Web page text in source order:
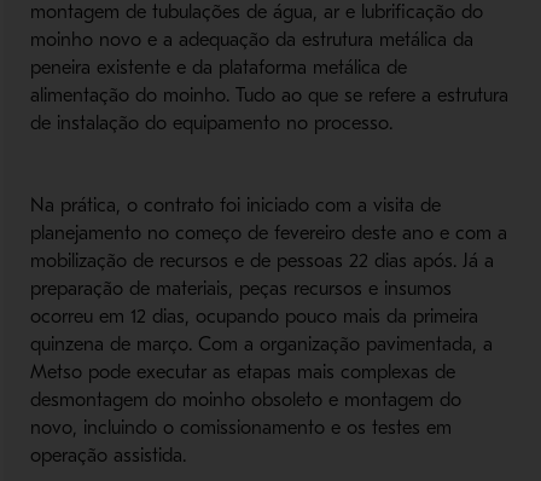
montagem de tubulações de água, ar e lubrificação do
moinho novo e a adequação da estrutura metálica da
peneira existente e da plataforma metálica de
alimentação do moinho. Tudo ao que se refere a estrutura
de instalação do equipamento no processo.
Na prática, o contrato foi iniciado com a visita de
planejamento no começo de fevereiro deste ano e com a
mobilização de recursos e de pessoas 22 dias após. Já a
preparação de materiais, peças recursos e insumos
ocorreu em 12 dias, ocupando pouco mais da primeira
quinzena de março. Com a organização pavimentada, a
Metso pode executar as etapas mais complexas de
desmontagem do moinho obsoleto e montagem do
novo, incluindo o comissionamento e os testes em
operação assistida.